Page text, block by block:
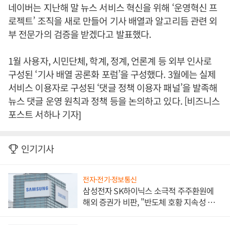
네이버는 지난해 말 뉴스 서비스 혁신을 위해 ‘운영혁신 프
로젝트’ 조직을 새로 만들어 기사 배열과 알고리듬 관련 외
부 전문가의 검증을 받겠다고 발표했다.
1월 사용자, 시민단체, 학계, 정계, 언론계 등 외부 인사로
구성된 ‘기사 배열 공론화 포럼’을 구성했다. 3월에는 실제
서비스 이용자로 구성된 ‘댓글 정책 이용자 패널’을 발족해
뉴스 댓글 운영 원칙과 정책 등을 논의하고 있다. [비즈니스
포스트 서하나 기자]
인기기사
전자·전기·정보통신
삼성전자 SK하이닉스 소극적 주주환원에
해외 증권가 비판, "반도체 호황 지속성 의